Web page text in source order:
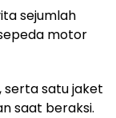
sejumlah
motor
serta satu jaket
saat beraksi.